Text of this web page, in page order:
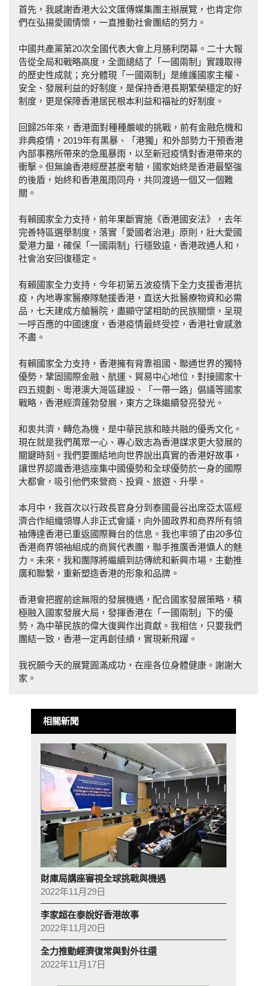
首先，我感謝香港大公文匯傳媒集團主辦展覽，也肯定你
們在弘揚愛國情懷，一直推動社會團結的努力。
中國共產黨第20次全國代表大會上月勝利閉幕。二十大報
告從全局和戰略高度，全面總結了「一國兩制」實踐取得
的歷史性成就；充分體現「一國兩制」是維護國家主權、
安全、發展利益的好制度，是保持香港長期繁榮穩定的好
制度，更是保障香港居民根本利益和福祉的好制度。
回歸25年來，香港面對種種嚴峻的挑戰，前有金融危機和
非典疫情，2019年有黑暴、「港獨」和外部勢力干預香港
內部事務所帶來的急風暴雨，以至新冠疫情對香港帶來的
衝擊。但無論香港經歷甚麼考驗，國家始終是香港最堅強
的後盾，始終和香港風雨同舟，共同渡過一個又一個難
關。
有賴國家全力支持，前年果斷實施《香港國安法》，去年
完善特區選舉制度，落實「愛國者治港」原則，壯大愛國
愛港力量，確保「一國兩制」行穩致遠，香港政通人和，
社會治安回復穩定。
有賴國家全力支持，今年初第五波疫情下全力支援香港抗
疫，內地專家醫療隊馳援香港，直送大批醫療物資和必需
品，七天建成方艙醫院，盡顯守望相助的民族關懷，呈現
一呼百應的中國速度，香港疫情最終受控，香港社會感激
不盡。
有賴國家全力支持，香港擁有背靠祖國、聯通世界的獨特
優勢，鞏固國際金融、航運、貿易中心地位，對接國家十
四五規劃、粵港澳大灣區建設、「一帶一路」倡議等國家
戰略，香港經濟蓬勃發展，東方之珠繼續發亮發光。
和衷共濟，轉危為機，是中華民族和睦共融的優秀文化。
現在就是我們萬眾一心、專心致志為香港謀求更大發展的
關鍵時刻。我們要團結地向世界說出真實的香港好故事，
讓世界認識香港這座集中國優勢和全球優勢於一身的國際
大都會，吸引他們來營商、投資、旅遊、升學。
本月中，我首次以行政長官身分到泰國曼谷出席亞太區經
濟合作組織領導人非正式會議，向外國政界和商界所有領
袖傳達香港已重返國際舞台的信息。我也率領了由20多位
香港商界領袖組成的商貿代表團，聯手推廣香港懾人的魅
力。未來，我和團隊將繼續到訪傳統和新興市場，主動推
廣和聯繫，重新塑造香港的形象和品牌。
香港會把握前途無限的發展機遇，配合國家發展策略，積
極融入國家發展大局，發揮香港在「一國兩制」下的優
勢，為中華民族的偉大復興作出貢獻。我相信，只要我們
團結一致，香港一定再創佳績，實現新飛躍。
我祝願今天的展覽圓滿成功，在座各位身體健康。謝謝大
家。
相關新聞
財庫局講座審視全球挑戰與機遇
2022年11月29日
李家超在泰說好香港故事
2022年11月20日
全力推動經濟復常與對外往還
2022年11月17日